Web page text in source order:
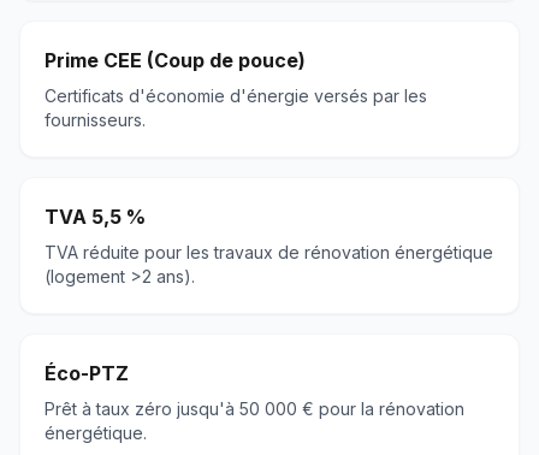
Prime CEE (Coup de pouce)
Certificats d'économie d'énergie versés par les
fournisseurs.
TVA 5,5 %
TVA réduite pour les travaux de rénovation énergétique
(logement >2 ans).
Éco-PTZ
Prêt à taux zéro jusqu'à 50 000 € pour la rénovation
énergétique.